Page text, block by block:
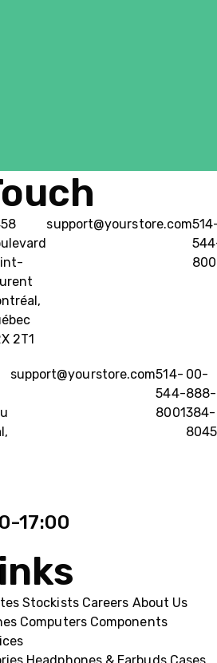
2T1
support@yourstore.com
support@yourstore.com514-
544-
8001
00-
888-
384-
8045
17:00
Stockists Careers About Us
Computers Components